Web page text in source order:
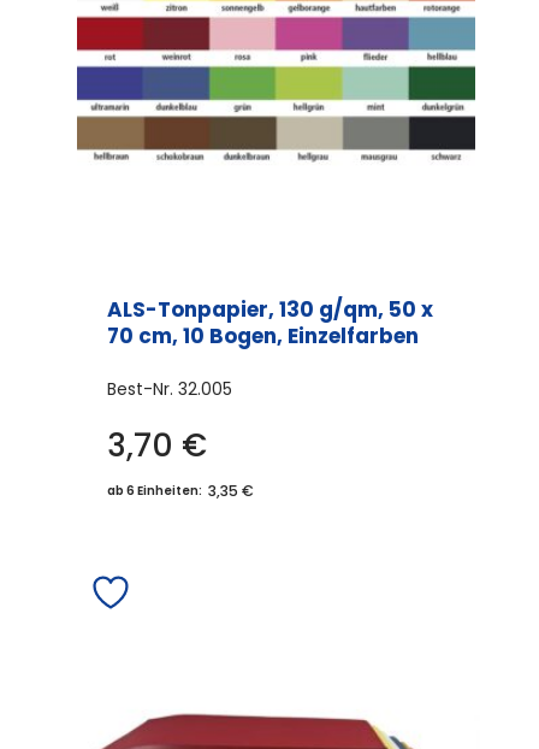
ALS-Tonpapier, 130 g/qm, 50 x
70 cm, 10 Bogen, Einzelfarben
Best-Nr. 32.005
3,70 €
ab 6 Einheiten: 3,35 €
können